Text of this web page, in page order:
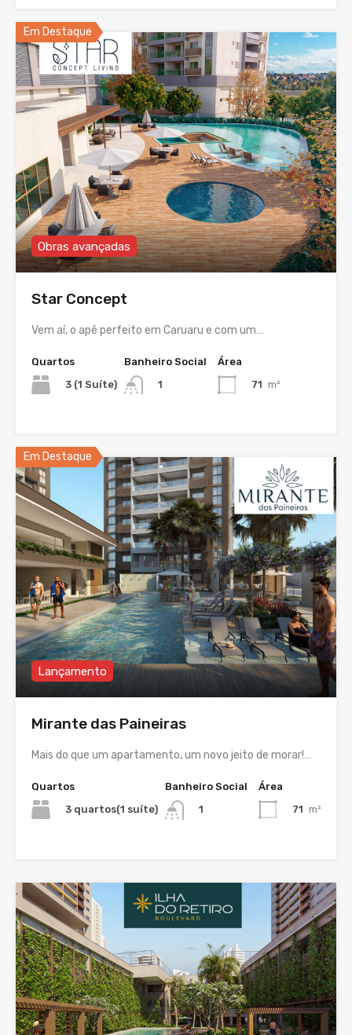
Em Destaque
Obras avançadas
Star Concept
Vem aí, o apê perfeito em Caruaru e com um…
Quartos
3 (1 Suíte)
Banheiro Social
1
Área
71 m²
Em Destaque
Lançamento
Mirante das Paineiras
Mais do que um apartamento, um novo jeito de morar!…
Quartos
3 quartos(1 suíte)
Banheiro Social
1
Área
71 m²